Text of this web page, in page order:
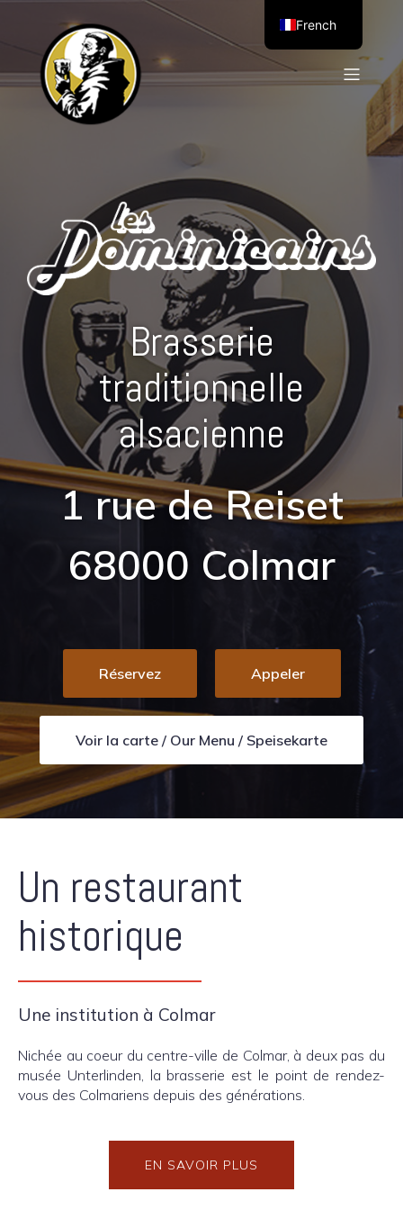
Brasserie
traditionnelle
alsacienne
1 rue de Reiset
68000 Colmar
Réservez Appeler
Voir la carte / Our Menu / Speisekarte
Un restaurant
historique
Une institution à Colmar
Nichée au coeur du centre-ville de Colmar, à deux pas du
musée Unterlinden, la brasserie est le point de rendez-
vous des Colmariens depuis des générations.
EN SAVOIR PLUS
French